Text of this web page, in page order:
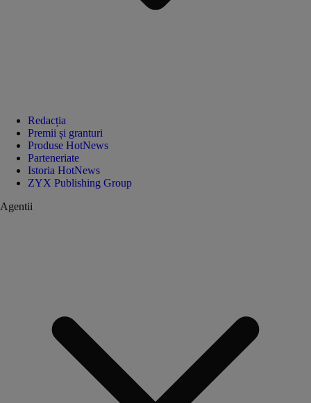
Redacția
Premii și granturi
Produse HotNews
Parteneriate
Istoria HotNews
ZYX Publishing Group
Agentii